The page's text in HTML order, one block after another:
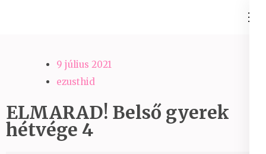
9 július 2021
ezusthid
ELMARAD! Belső gyerek
hétvége 4